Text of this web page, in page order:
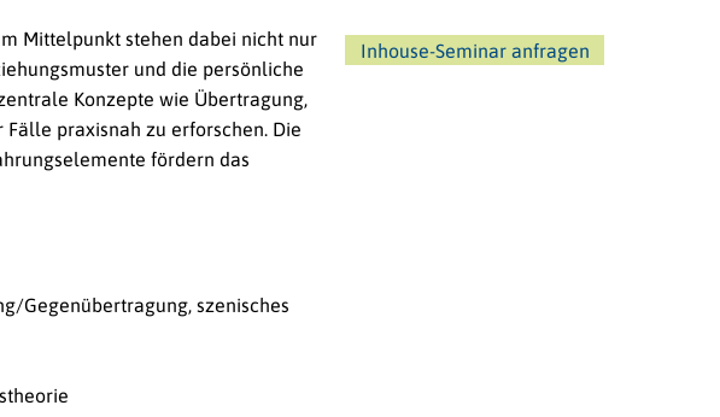
Mittelpunkt stehen dabei nicht nur
und die persönliche
Konzepte wie Übertragung,
praxisnah zu erforschen. Die
fördern das
Gegenübertragung, szenisches
Inhouse-Seminar anfragen